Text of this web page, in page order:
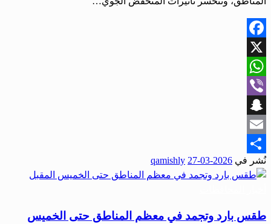
Facebook
X
WhatsApp
Viber
Snapchat
Email
Share
نُشر في 2026-03-27
qamishly
طقس بارد وتجمد في معظم المناطق حتى الخميس